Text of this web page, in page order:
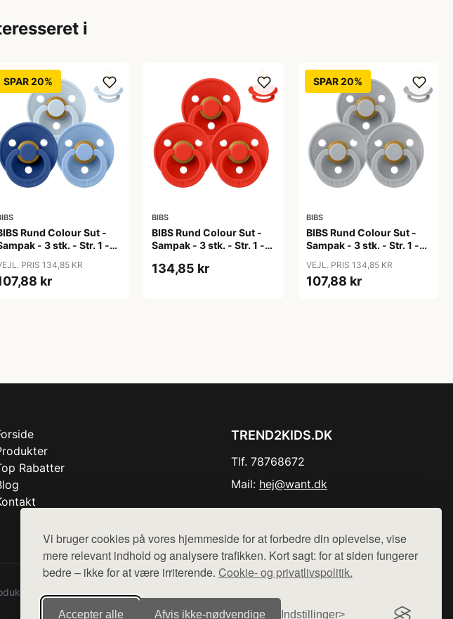
Vi bruger cookies på vores hjemmeside for at forbedre din oplevelse, vise
mere relevant indhold og analysere trafikken. Kort sagt: for at siden fungerer
bedre – ikke for at være irriterende. Cookie- og privatlivspolitik.
Accepter alle Afvis ikke‑nødvendige Indstillinger
i
SPAR 20%
Rund Colour Sut -
- 3 stk. - Str. 1 -
PRIS 134,85 KR
kr
BIBS
BIBS Rund Colour Sut -
Sampak - 3 stk. - Str. 1 -
134,85 kr
SPAR 20%
BIBS
BIBS Rund Colour Sut -
Sampak - 3 stk. - Str. 1 -
VEJL. PRIS 134,85 KR
107,88 kr
Rabatter
TREND2KIDS.DK
Tlf. 78768672
Mail: hej@want.dk
fra diverse webshops. Der sælges ikke varer fra denne side - vi henviser til de shops,